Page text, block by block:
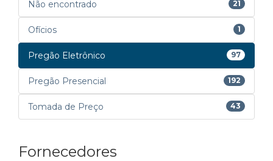
Não encontrado 21
Ofícios 1
Pregão Eletrônico 97
Pregão Presencial 192
Tomada de Preço 43
Fornecedores